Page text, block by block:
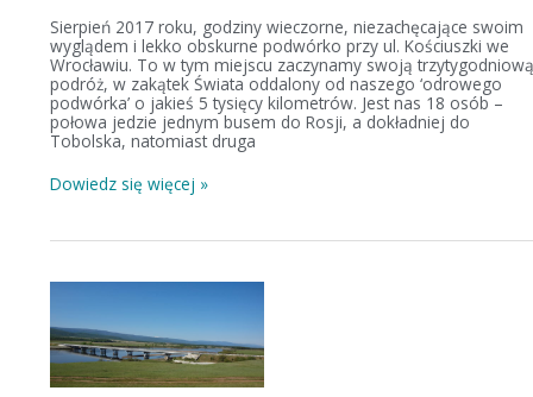
Sierpień 2017 roku, godziny wieczorne, niezachęcające swoim
wyglądem i lekko obskurne podwórko przy ul. Kościuszki we
Wrocławiu. To w tym miejscu zaczynamy swoją
podróż, w zakątek Świata oddalony od naszego ‘odrowego
podwórka’ o jakieś 5 tysięcy kilometrów. Jest nas 18 osób –
połowa jedzie jednym busem do Rosji, a dokładniej do
Tobolska, natomiast druga
Dowiedz się więcej »
Wyprawa
Bajkał
–
śladami
polskich